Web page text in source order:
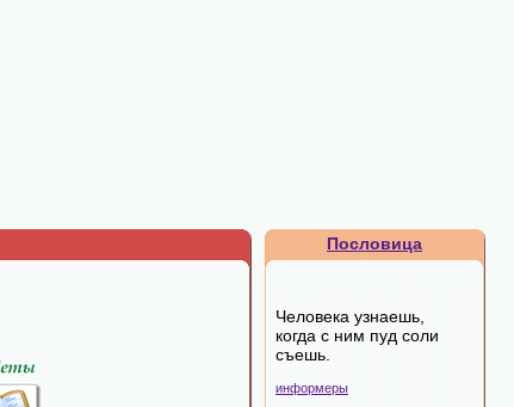
Пословица
Человека узнаешь,
когда с ним пуд соли
съешь.
информеры